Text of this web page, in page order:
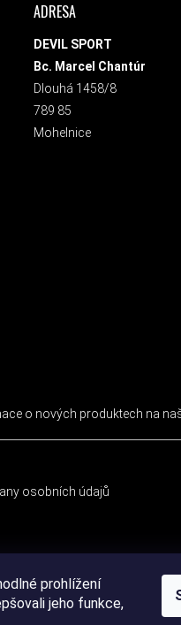
prohlížení
jeho funkce,
ADRESA
DEVIL SPORT
Bc. Marcel Chantúr
Dlouhá 1458/8
789 85
Mohelnice
o nových produktech na
osobních údajů